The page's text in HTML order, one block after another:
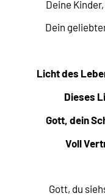
Deine
Dein
Licht des
Dieses
Gott, dein
Voll
Gott, du